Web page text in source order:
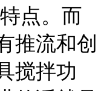
点。而
推流和创
搅拌功